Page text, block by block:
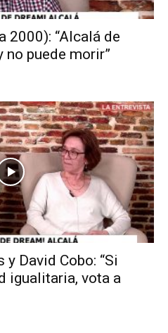
2000): “Alcalá de
no puede morir”
David Cobo: “Si
igualitaria, vota a